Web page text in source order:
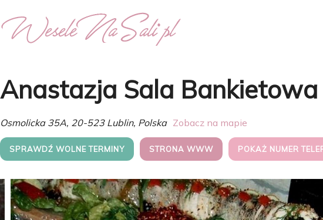
Anastazja Sala Bankietowa
Osmolicka 35A, 20-523 Lublin, Polska Zobacz na mapie
SPRAWDŹ WOLNE TERMINY STRONA WWW POKAŻ NUMER